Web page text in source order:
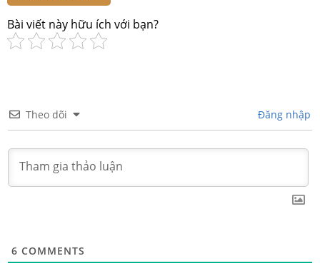
Bài viết này hữu ích với bạn?
Theo dõi Đăng nhập
6 COMMENTS